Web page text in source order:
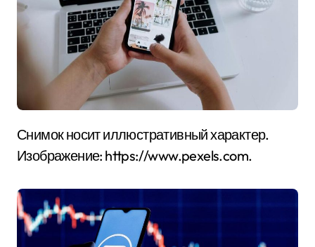
Снимок носит иллюстративный характер.
Изображение: https://www.pexels.com.